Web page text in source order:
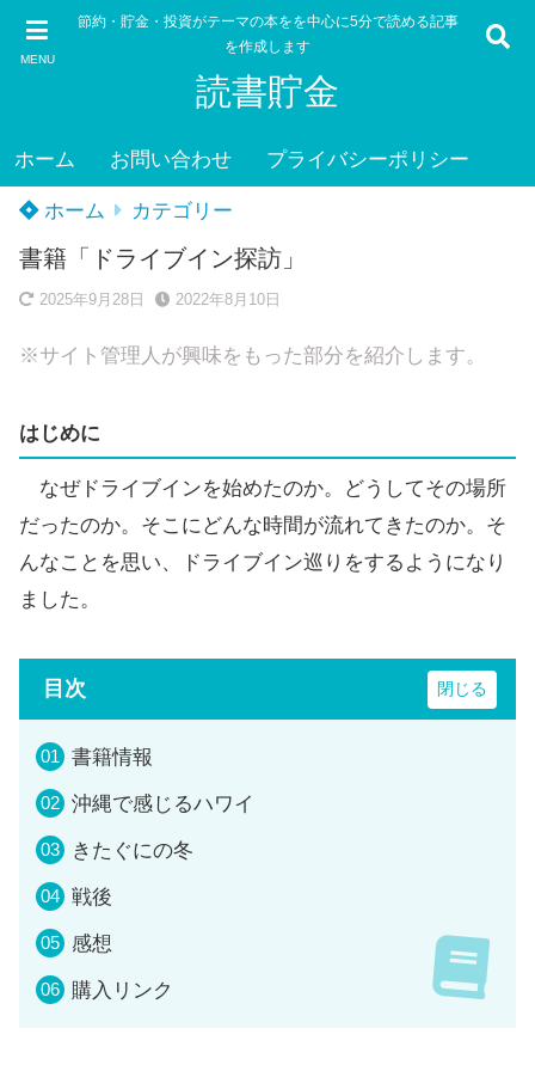
MENU
節約・貯金・投資がテーマの本をを中心に5分で読める記事
を作成します
読書貯金
ホーム お問い合わせ プライバシーポリシー
ホーム カテゴリー
書籍「ドライブイン探訪」
2025年9月28日 2022年8月10日
※サイト管理人が興味をもった部分を紹介します。
はじめに
なぜドライブインを始めたのか。どうしてその場所
だったのか。そこにどんな時間が流れてきたのか。そ
んなことを思い、ドライブイン巡りをするようになり
ました。
目次
書籍情報
沖縄で感じるハワイ
きたぐにの冬
戦後
感想
購入リンク